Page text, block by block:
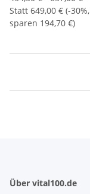
Statt 649,00 € (-30%
sparen 194,70 €)
Über vital100.de